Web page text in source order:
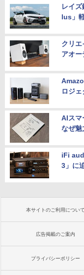
レイ
lus」
クリエ
アオー
ロジ
AIスマ
なぜ魅
iFi
3」に
本サイトのご利用について
広告掲載のご案内
プライバシーポリシー